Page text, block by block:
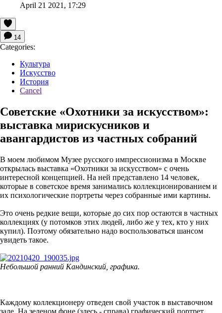
April 21 2021, 17:29
14
Categories:
Культура
Искусство
История
Cancel
Советские «Охотники за искусством»:
выставка мирискусников и
авангардистов из частных собраний
В моем любимом Музее русского импрессионизма в Москве
открылась выставка «Охотники за искусством» с очень
интересной концепцией. На ней представлено 14 человек,
которые в советское время занимались коллекционированием и
их психологические портреты через собранные ими картины.
Это очень редкие вещи, которые до сих пор остаются в частных
коллекциях (у потомков этих людей, либо же у тех, кто у них
купил). Поэтому обязательно надо воспользоваться шансом
увидеть такое.
Небольшой ранний Кандинский, графика.
Каждому коллекционеру отведен свой участок в выставочном
зале. На зеленом фоне (здесь - справа) графический портрет,